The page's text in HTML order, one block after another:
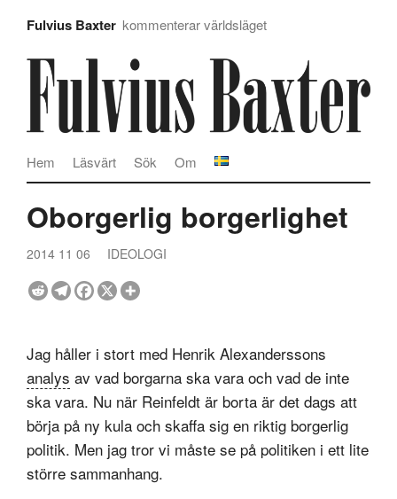
Fulvius Baxter kommenterar världsläget
Om
Sök
Läsvärt
Hem
Oborgerlig borgerlighet
2014 11 06 IDEOLOGI
Jag håller i stort med Henrik Alexanderssons
analys av vad borgarna ska vara och vad de inte
ska vara. Nu när Reinfeldt är borta är det dags att
börja på ny kula och skaffa sig en riktig borgerlig
politik. Men jag tror vi måste se på politiken i ett lite
större sammanhang.